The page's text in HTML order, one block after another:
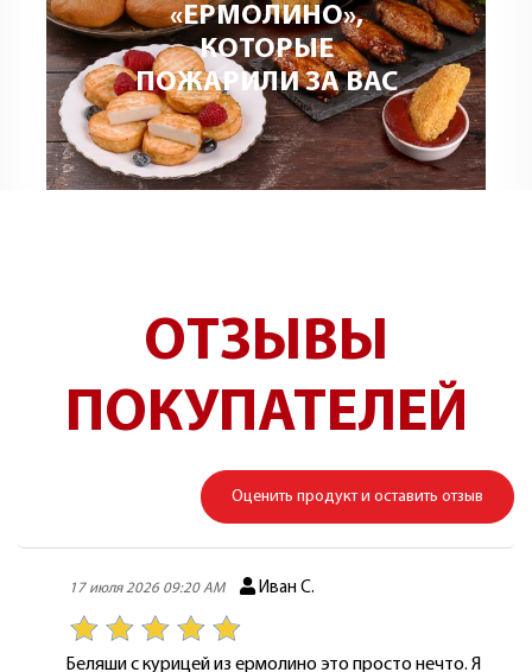
«ЕРМОЛИНО»,
КОТОРЫЕ
ПОЖАРИЛИ ЗА ВАС
ОТЗЫВЫ
ПОКУПАТЕЛЕЙ
Оценить продукт и оставить отзыв
17 июля 2026 09:20 AM Иван С.
Беляши с курицей из ермолино это просто нечто. Я